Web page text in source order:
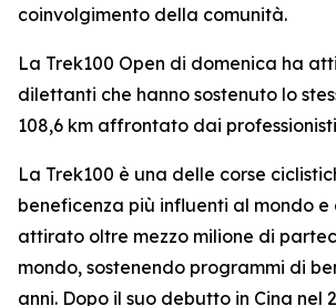
coinvolgimento della comunità.
La Trek100 Open di domenica ha
dilettanti che hanno sostenuto lo
108,6 km affrontato dai
La Trek100 è una delle corse
beneficenza più influenti al mondo e
attirato oltre mezzo milione di
mondo, sostenendo programmi di
anni. Dopo il suo debutto in Cina nel